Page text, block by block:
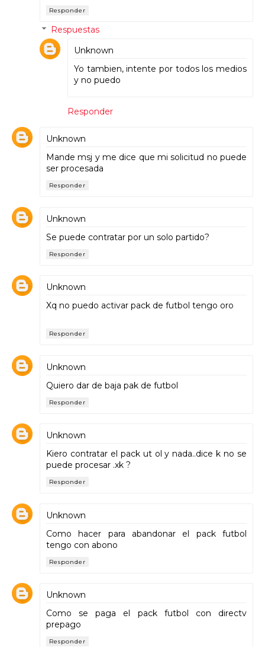
Responder
Respuestas
Unknown
Yo tambien, intente por todos los medios
y no puedo
Responder
Unknown
Mande msj y me dice que mi solicitud no puede
ser procesada
Responder
Unknown
Se puede contratar por un solo partido?
Responder
Unknown
Xq no puedo activar pack de futbol tengo oro
Responder
Unknown
Quiero dar de baja pak de futbol
Responder
Unknown
Kiero contratar el pack ut ol y nada..dice k no se
puede procesar .xk ?
Responder
Unknown
Como hacer para abandonar el pack futbol
tengo con abono
Responder
Unknown
Como se paga el pack futbol con directv
prepago
Responder